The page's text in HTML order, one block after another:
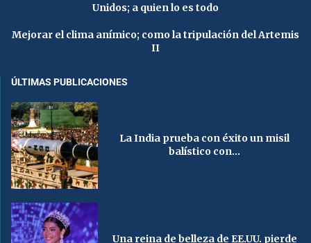
Unidos; a quien lo es todo
Mejorar el clima anímico; como la tripulación del Artemis
II
ÚLTIMAS PUBLICACIONES
La India prueba con éxito un misil
balístico con...
Una reina de belleza de EE.UU. pierde